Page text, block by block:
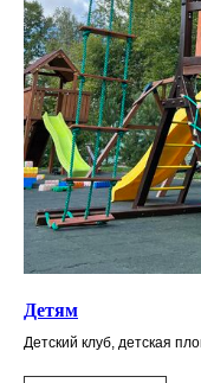
Детям
Детский клуб, детская